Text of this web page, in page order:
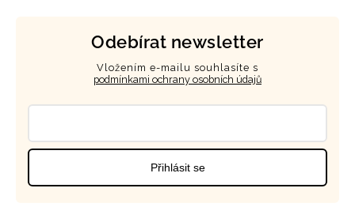
Odebírat newsletter
Vložením e-mailu souhlasíte s
podmínkami ochrany osobních údajů
Přihlásit se